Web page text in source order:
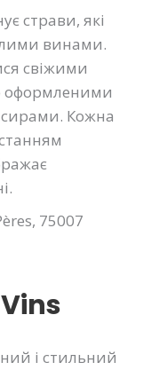
страви, які
винами.
свіжими
оформленими
Кожна
75007
і стильний